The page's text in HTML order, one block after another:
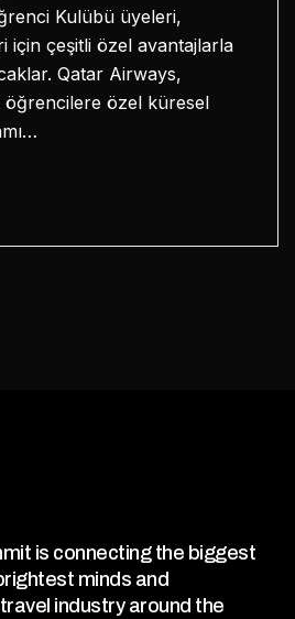
Kulübü üyeleri,
için çeşitli özel avantajlarla
Qatar Airways,
öğrencilere özel küresel
is connecting the biggest
minds and
industry around the